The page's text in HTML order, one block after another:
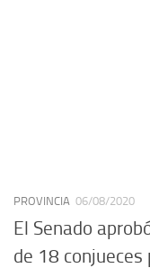
PROVINCIA 06/08/2020
El Senado
de 18 conjueces